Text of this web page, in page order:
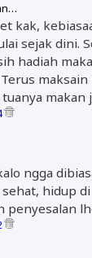
kak,
sejak dini.
hadiah
makan
ngga
hidup
penyesalan